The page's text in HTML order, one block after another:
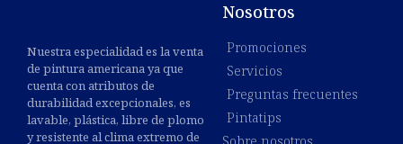
Nuestra especialidad es la venta
de pintura americana ya que
cuenta con atributos de
durabilidad excepcionales, es
lavable, plástica, libre de plomo
y resistente al clima extremo de
Nosotros
Promociones
Servicios
Preguntas frecuentes
Pintatips